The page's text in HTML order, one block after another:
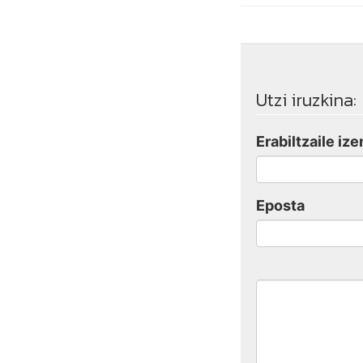
Utzi iruzkina:
Erabiltzaile
Eposta